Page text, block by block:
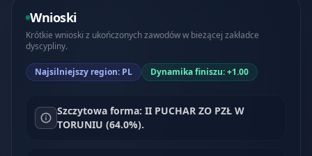
Wnioski
Krótkie wnioski z ukończonych zawodów w bieżącej zakładce
dyscypliny.
Najsilniejszy region: PL Dynamika finiszu: +1.00
Szczytowa forma: II PUCHAR ZO PZŁ W
TORUNIU (64.0%).